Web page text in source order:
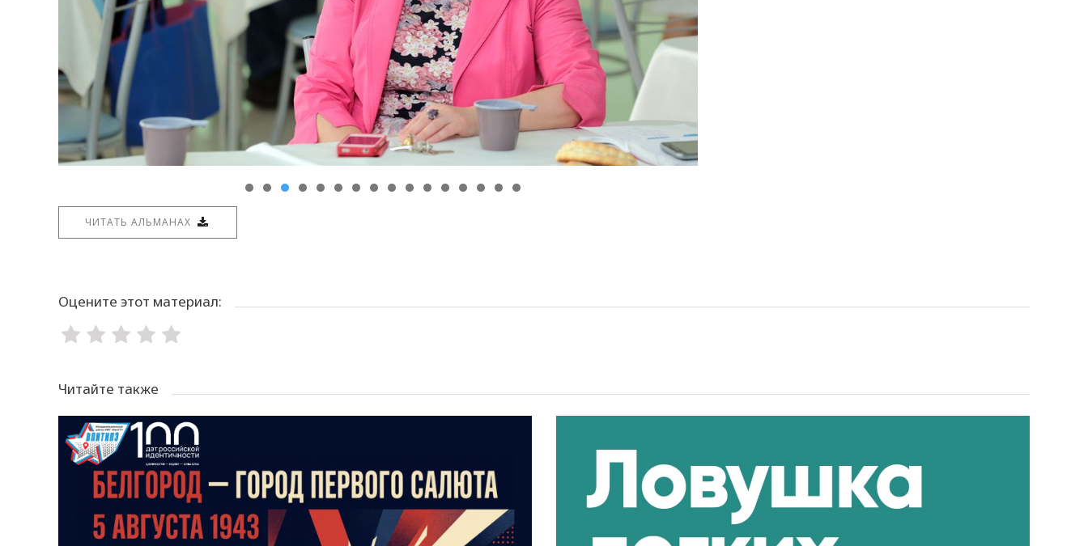
ЧИТАТЬ АЛЬМАНАХ
Оцените этот материал:
Читайте также